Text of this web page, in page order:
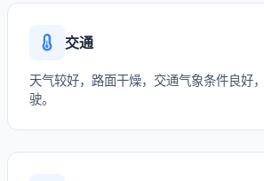
交通
天气较好，路面干燥，交通气象条件良好
驶。